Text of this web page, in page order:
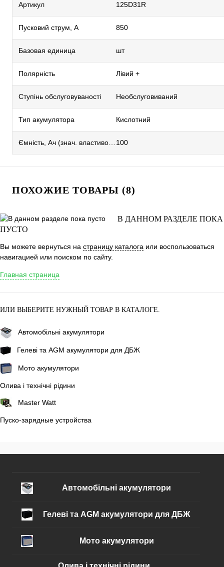
Артикул 125D31R
Пусковий струм, А 850
Базовая единица шт
Полярність Лівий +
Ступінь обслуговуваності Необслуговиваний
Тип акумулятора Кислотний
100
ПОХОЖИЕ ТОВАРЫ (8)
В ДАННОМ РАЗДЕЛЕ ПОКА
ПУСТО
Вы можете вернуться на страницу каталога или воспользоваться
навигацией или поиском по сайту.
Главная страница
ИЛИ ВЫБЕРИТЕ НУЖНЫЙ ТОВАР В КАТАЛОГЕ.
Автомобільні акумулятори
Гелеві та AGM акумулятори для ДБЖ
Мото акумулятори
Олива і технічні рідини
Master Watt
Пуско-зарядные устройства
Автомобільні акумулятори
Гелеві та AGM акумулятори для ДБЖ
Мото акумулятори